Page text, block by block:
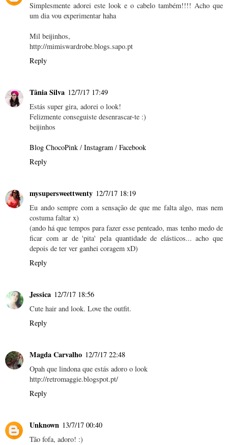
Simplesmente adorei este look e o cabelo também!!!! Acho que
um dia vou experimentar haha
Mil beijinhos,
http://mimiswardrobe.blogs.sapo.pt
Reply
Tânia Silva 12/7/17 17:49
Estás super gira, adorei o look!
Felizmente conseguiste desenrascar-te :)
beijinhos
Blog ChocoPink / Instagram / Facebook
Reply
mysupersweettwenty 12/7/17 18:19
Eu ando sempre com a sensação de que me falta algo, mas nem
costuma faltar x)
(ando há que tempos para fazer esse penteado, mas tenho medo de
ficar com ar de 'pita' pela quantidade de elásticos... acho que
depois de ter ver ganhei coragem xD)
Reply
Jessica 12/7/17 18:56
Cute hair and look. Love the outfit.
Reply
Magda Carvalho 12/7/17 22:48
Opah que lindona que estás adoro o look
http://retromaggie.blogspot.pt/
Reply
Unknown 13/7/17 00:40
Tão fofa, adoro! :)